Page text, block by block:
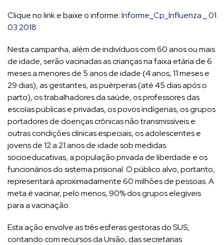
Clique no link e baixe o informe:Informe_Cp_Influenza _ 01
03 2018
Nesta campanha, além de indivíduos com 60 anos ou mais
de idade, serão vacinadas as crianças na faixa etária de 6
meses a menores de 5 anos de idade (4 anos, 11 meses e
29 dias), as gestantes, as puérperas (até 45 dias após o
parto), os trabalhadores da saúde, os professores das
escolas públicas e privadas, os povos indígenas, os grupos
portadores de doenças crônicas não transmissíveis e
outras condições clínicas especiais, os adolescentes e
jovens de 12 a 21 anos de idade sob medidas
socioeducativas, a população privada de liberdade e os
funcionários do sistema prisional. O público alvo, portanto,
representará aproximadamente 60 milhões de pessoas. A
meta é vacinar, pelo menos, 90% dos grupos elegíveis
para a vacinação.
Esta ação envolve as três esferas gestoras do SUS,
contando com recursos da União, das secretarias